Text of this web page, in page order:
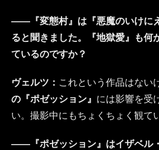
――『変態村』は『悪魔のいけに
ると聞きました。『地獄愛』も何
ているのですか？
ヴェルツ： これという作品はない
の『ポゼッション』 には影響を受
い。撮影中にもちょくちょく観て
――『ポゼッション』はイザベル